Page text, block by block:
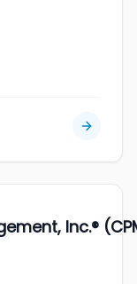
Inc.®